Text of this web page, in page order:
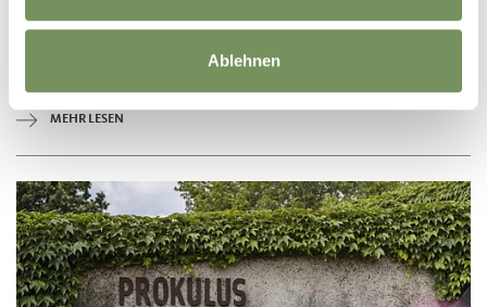
Ablehnen
9.000 m² großen ...
www.eisenbahn.it
MEHR LESEN